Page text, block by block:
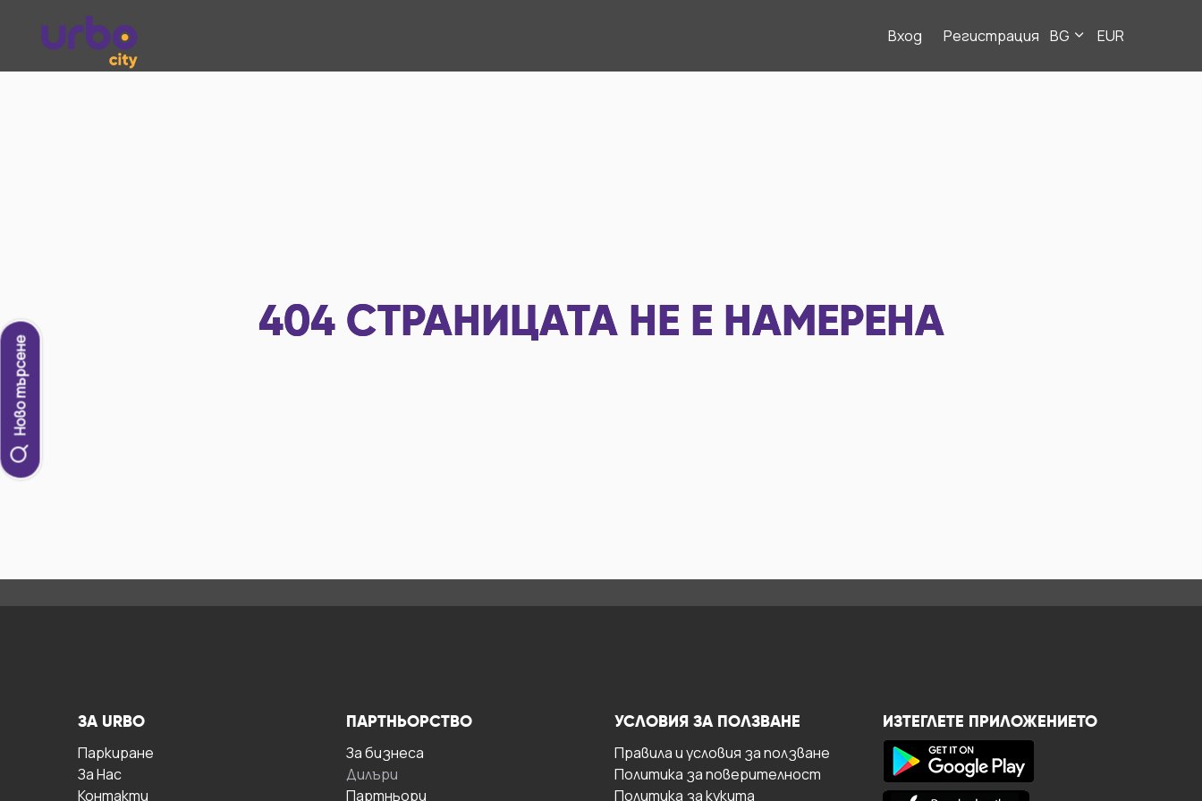
Вход Регистрация BG EUR
Ново търсене
404 СТРАНИЦАТА НЕ Е НАМЕРЕНА
ЗА URBO
Паркиране
За Hас
Контакти
ПАРТНЬОРСТВО
За бизнесa
Дилъри
Партньори
УСЛОВИЯ ЗА ПОЛЗВАНЕ
Правила и условия за ползване
Политика за поверителност
Политика за кукита
ИЗТЕГЛЕТЕ ПРИЛОЖЕНИЕТО